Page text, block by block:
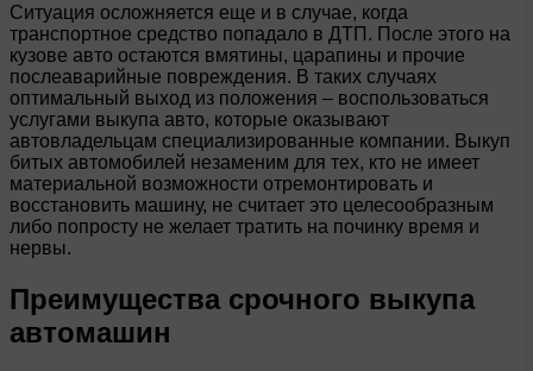
Ситуация осложняется еще и в случае, когда
транспортное средство попадало в ДТП. После этого на
кузове авто остаются вмятины, царапины и прочие
послеаварийные повреждения. В таких случаях
оптимальный выход из положения – воспользоваться
услугами выкупа авто, которые оказывают
автовладельцам специализированные компании. Выкуп
битых автомобилей незаменим для тех, кто не имеет
материальной возможности отремонтировать и
восстановить машину, не считает это целесообразным
либо попросту не желает тратить на починку время и
нервы.
Преимущества срочного выкупа
автомашин